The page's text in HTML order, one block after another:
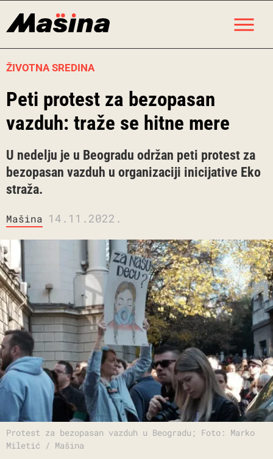
ŽIVOTNA SREDINA
Peti protest za bezopasan
vazduh: traže se hitne mere
U nedelju je u Beogradu održan peti protest za
bezopasan vazduh u organizaciji inicijative Eko
straža.
Mašina 14.11.2022.
Protest za bezopasan vazduh u Beogradu; Foto: Marko
Miletić / Mašina